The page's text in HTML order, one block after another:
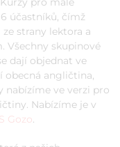
účastníků, čímž
strany lektora a
Všechny skupinové
dají objednat ve
obecná angličtina,
nabízíme ve verzi pro
Nabízíme je v
Gozo.